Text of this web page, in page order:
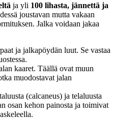
ja yli 100 lihasta, jännettä ja
joustavan mutta vakaan
Jalka voidaan jakaa
ja jalkapöydän luut. Se vastaa
kaaret. Täällä ovat muun
muodostavat jalan
(calcaneus) ja telaluusta
osan kehon painosta ja toimivat